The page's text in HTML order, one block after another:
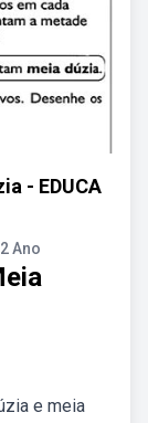
- EDUCA
Ano
e meia